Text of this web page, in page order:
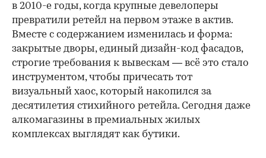
в 2010-е годы, когда крупные девелоперы
превратили ретейл на первом этаже в актив.
Вместе с содержанием изменилась и форма:
закрытые дворы, единый дизайн-код фасадов,
строгие требования к вывескам — всё это стало
инструментом, чтобы причесать тот
визуальный хаос, который накопился за
десятилетия стихийного ретейла. Сегодня даже
алкомагазины в премиальных жилых
комплексах выглядят как бутики.